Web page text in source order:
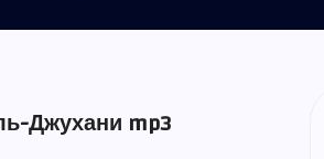
Джухани mp3